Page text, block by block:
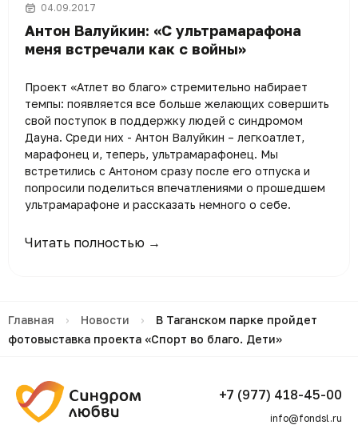
04.09.2017
Антон Валуйкин: «С ультрамарафона
меня встречали как с войны»
Проект «Атлет во благо» стремительно набирает
темпы: появляется все больше желающих совершить
свой поступок в поддержку людей с синдромом
Дауна. Среди них - Антон Валуйкин – легкоатлет,
марафонец и, теперь, ультрамарафонец. Мы
встретились с Антоном сразу после его отпуска и
попросили поделиться впечатлениями о прошедшем
ультрамарафоне и рассказать немного о себе.
Читать полностью →
Главная › Новости ›
В Таганском парке пройдет
фотовыставка проекта «Спорт во благо. Дети»
+7 (977) 418-45-00
info@fondsl.ru